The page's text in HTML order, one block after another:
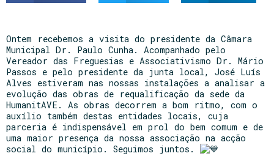
Ontem recebemos a visita do presidente da Câmara
Municipal Dr. Paulo Cunha. Acompanhado pelo
Vereador das Freguesias e Associativismo Dr. Mário
Passos e pelo presidente da junta local, José Luís
Alves estiveram nas nossas instalações a analisar a
evolução das obras de requalificação da sede da
HumanitAVE. As obras decorrem a bom ritmo, com o
auxílio também destas entidades locais, cuja
parceria é indispensável em prol do bem comum e de
uma maior presença da nossa associação na acção
social do município. Seguimos juntos.